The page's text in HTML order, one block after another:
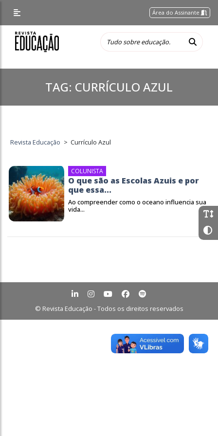
Área do Assinante
TAG: CURRÍCULO AZUL
Revista Educação > Currículo Azul
COLUNISTA
O que são as Escolas Azuis e por
que essa...
Ao compreender como o oceano influencia sua
vida...
© Revista Educação - Todos os direitos reservados